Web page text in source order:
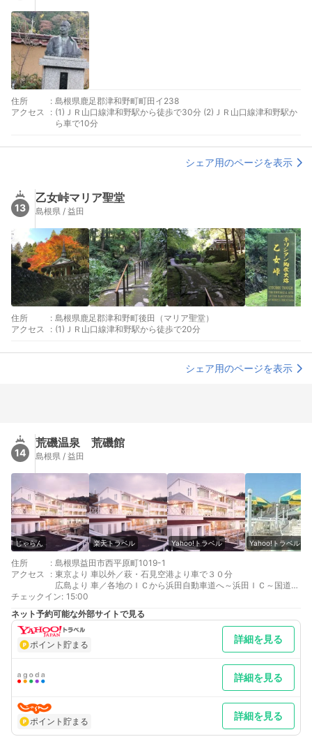
住所 : 島根県鹿足郡津和野町町田イ238
アクセス
: (1)ＪＲ山口線津和野駅から徒歩で30分 (2)ＪＲ山口線津和野駅か
ら車で10分
シェア用のページを表示
13
乙女峠マリア聖堂
島根県 / 益田
住所 : 島根県鹿足郡津和野町後田（マリア聖堂）
アクセス
: (1)ＪＲ山口線津和野駅から徒歩で20分
シェア用のページを表示
14
荒磯温泉 荒磯館
島根県 / 益田
じゃらん 楽天トラベル Yahoo!トラベル Yahoo!トラベル
住所 : 島根県益田市西平原町1019-1
アクセス
: 東京より 車以外／萩・石見空港より車で３０分
広島より 車／各地のＩＣから浜田自動車道へ～浜田ＩＣ～国道９
号線を益田方面へ３５分。益田市に入るとすぐ
最寄り駅１ 鎌手
最寄り駅２ 益田
最寄り駅３ 三保三隅
補足 車／無料駐車場あり 車以外／ＪＲ鎌手駅より送迎あり（要
予約）その他の場所は要相談
チェックイン: 15:00
ネット予約可能な外部サイトで見る
ポイント貯まる 詳細を見る
詳細を見る
ポイント貯まる 詳細を見る